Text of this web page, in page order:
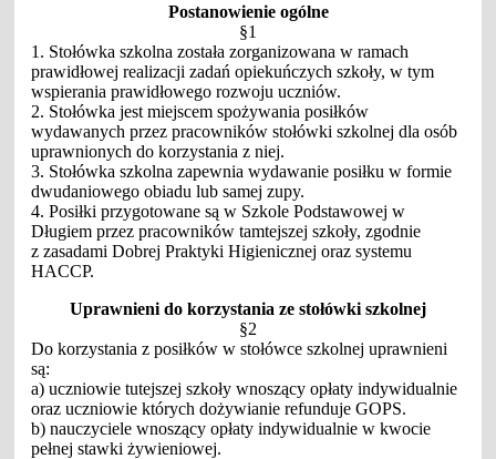
Postanowienie ogólne
§1
1. Stołówka szkolna została zorganizowana w ramach
prawidłowej realizacji zadań opiekuńczych szkoły, w tym
wspierania prawidłowego rozwoju uczniów.
2. Stołówka jest miejscem spożywania posiłków
wydawanych przez pracowników stołówki szkolnej dla osób
uprawnionych do korzystania z niej.
3. Stołówka szkolna zapewnia wydawanie posiłku w formie
dwudaniowego obiadu lub samej zupy.
4. Posiłki przygotowane są w Szkole Podstawowej w
Długiem przez pracowników tamtejszej szkoły, zgodnie
z zasadami Dobrej Praktyki Higienicznej oraz systemu
HACCP.
Uprawnieni do korzystania ze stołówki szkolnej
§2
Do korzystania z posiłków w stołówce szkolnej uprawnieni
są:
a) uczniowie tutejszej szkoły wnoszący opłaty indywidualnie
oraz uczniowie których dożywianie refunduje GOPS.
b) nauczyciele wnoszący opłaty indywidualnie w kwocie
pełnej stawki żywieniowej.